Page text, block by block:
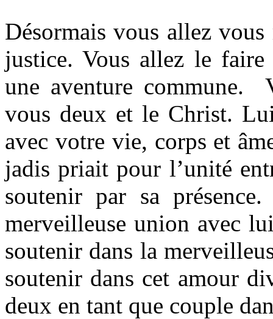
Désormais vous allez
justice. Vous allez le faire
une aventure commune.
vous deux et le Christ.
avec votre vie, corps et
jadis priait pour l’unité
soutenir par sa
merveilleuse union avec
soutenir dans la
soutenir dans cet amour
deux en tant que couple